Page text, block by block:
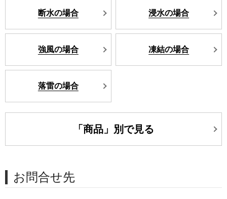
断水の場合 浸水の場合
強風の場合 凍結の場合
落雷の場合
「商品」別で見る
お問合せ先